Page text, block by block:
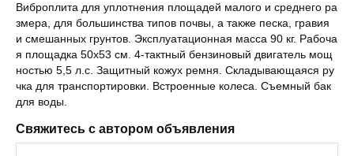
Виброплита для уплотнения площадей малого и среднего ра
змера, для большинства типов почвы, а также песка, гравия
и смешанных грунтов. Эксплуатационная масса 90 кг. Рабоча
я площадка 50x53 см. 4-тактный бензиновый двигатель мощ
ностью 5,5 л.с. Защитный кожух ремня. Складывающаяся ру
чка для транспортировки. Встроенные колеса. Съемный бак
для воды.
Свяжитесь с автором объявления